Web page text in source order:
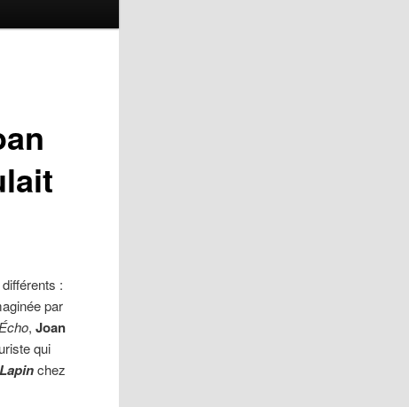
:
par
,Joan
qui
chez